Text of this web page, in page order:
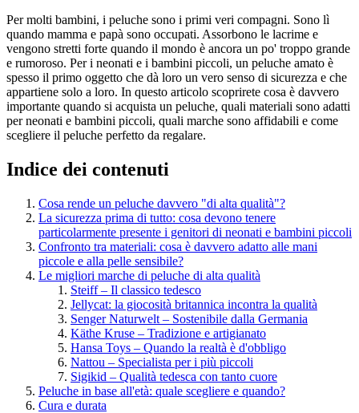
Per molti bambini, i peluche sono i primi veri compagni. Sono lì
quando mamma e papà sono occupati. Assorbono le lacrime e
vengono stretti forte quando il mondo è ancora un po' troppo grande
e rumoroso. Per i neonati e i bambini piccoli, un peluche amato è
spesso il primo oggetto che dà loro un vero senso di sicurezza e che
appartiene solo a loro. In questo articolo scoprirete cosa è davvero
importante quando si acquista un peluche, quali materiali sono adatti
per neonati e bambini piccoli, quali marche sono affidabili e come
scegliere il peluche perfetto da regalare.
Indice dei contenuti
Cosa rende un peluche davvero "di alta qualità"?
La sicurezza prima di tutto: cosa devono tenere
particolarmente presente i genitori di neonati e bambini piccoli
Confronto tra materiali: cosa è davvero adatto alle mani
piccole e alla pelle sensibile?
Le migliori marche di peluche di alta qualità
Steiff – Il classico tedesco
Jellycat: la giocosità britannica incontra la qualità
Senger Naturwelt – Sostenibile dalla Germania
Käthe Kruse – Tradizione e artigianato
Hansa Toys – Quando la realtà è d'obbligo
Nattou – Specialista per i più piccoli
Sigikid – Qualità tedesca con tanto cuore
Peluche in base all'età: quale scegliere e quando?
Cura e durata